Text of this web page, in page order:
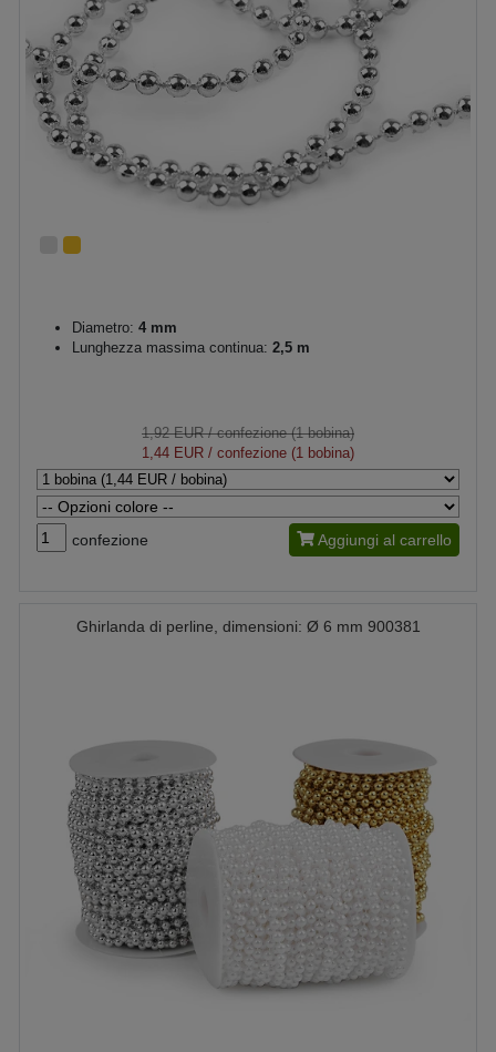
Diametro: 4 mm
Lunghezza massima continua: 2,5 m
1,92 EUR/ confezione (1 bobina)
1,44 EUR / confezione (1 bobina)
confezione Aggiungi al carrello
Ghirlanda di perline, dimensioni: Ø 6 mm 900381